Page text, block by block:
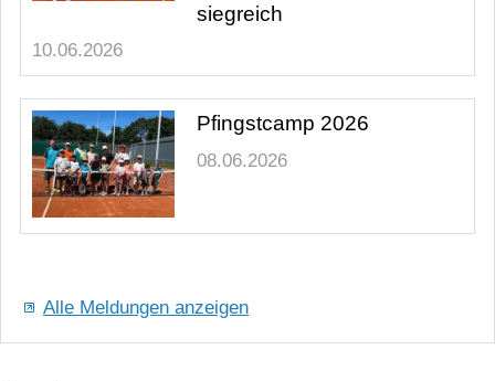
siegreich
10.06.2026
Pfingstcamp 2026
08.06.2026
Alle Meldungen anzeigen